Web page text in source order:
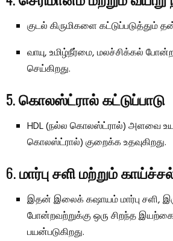
குடல் கிருமிகளை கட்டுப்படுத்தும்
வாயு, உமிழ்நீர்மை, மலச்சிக்கல்
செய்கிறது.
5.கொலஸ்ட்ரால் கட்டுப்பாடு
HDL (நல்ல கொலஸ்ட்ரால்) அளவை
கொலஸ்ட்ரால்) குறைக்க உதவுகிறது.
6.மார்பு சளி மற்றும்
இதன் இலைக் கஷாயம் மார்பு சளி,
போன்றவற்றுக்கு ஒரு சிறந்த
பயன்படுகிறது.